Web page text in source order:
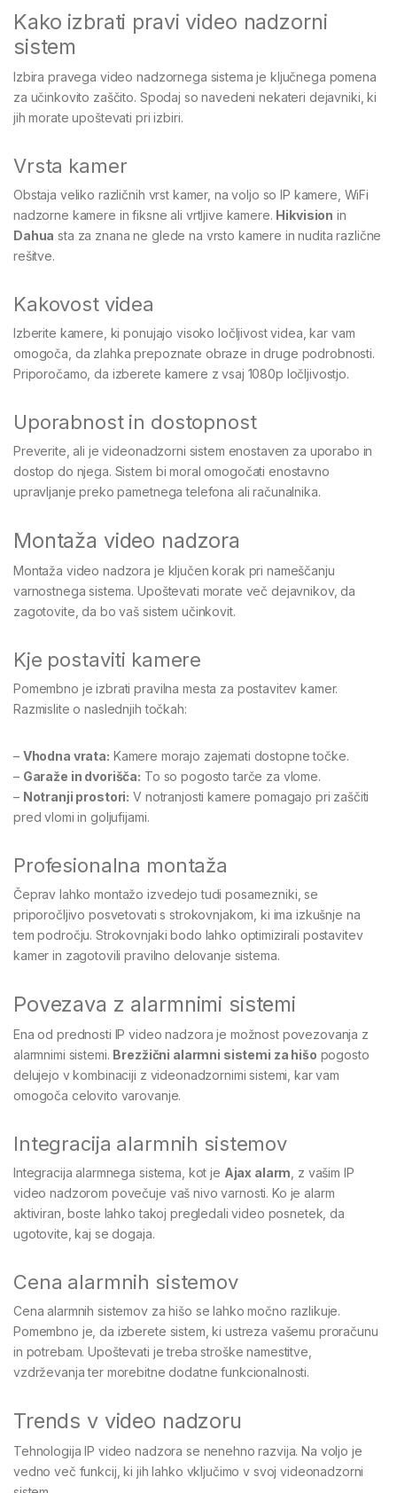
Kako izbrati pravi video nadzorni
sistem
Izbira pravega video nadzornega sistema je ključnega pomena
za učinkovito zaščito. Spodaj so navedeni nekateri dejavniki, ki
jih morate upoštevati pri izbiri.
Vrsta kamer
Obstaja veliko različnih vrst kamer, na voljo so IP kamere, WiFi
nadzorne kamere in fiksne ali vrtljive kamere. Hikvision in
Dahua sta za znana ne glede na vrsto kamere in nudita različne
rešitve.
Kakovost videa
Izberite kamere, ki ponujajo visoko ločljivost videa, kar vam
omogoča, da zlahka prepoznate obraze in druge podrobnosti.
Priporočamo, da izberete kamere z vsaj 1080p ločljivostjo.
Uporabnost in dostopnost
Preverite, ali je videonadzorni sistem enostaven za uporabo in
dostop do njega. Sistem bi moral omogočati enostavno
upravljanje preko pametnega telefona ali računalnika.
Montaža video nadzora
Montaža video nadzora je ključen korak pri nameščanju
varnostnega sistema. Upoštevati morate več dejavnikov, da
zagotovite, da bo vaš sistem učinkovit.
Kje postaviti kamere
Pomembno je izbrati pravilna mesta za postavitev kamer.
Razmislite o naslednjih točkah:
– Vhodna vrata: Kamere morajo zajemati dostopne točke.
– Garaže in dvorišča: To so pogosto tarče za vlome.
– Notranji prostori: V notranjosti kamere pomagajo pri zaščiti
pred vlomi in goljufijami.
Profesionalna montaža
Čeprav lahko montažo izvedejo tudi posamezniki, se
priporočljivo posvetovati s strokovnjakom, ki ima izkušnje na
tem področju. Strokovnjaki bodo lahko optimizirali postavitev
kamer in zagotovili pravilno delovanje sistema.
Povezava z alarmnimi sistemi
Ena od prednosti IP video nadzora je možnost povezovanja z
alarmnimi sistemi. Brezžični alarmni sistemi za hišo pogosto
delujejo v kombinaciji z videonadzornimi sistemi, kar vam
omogoča celovito varovanje.
Integracija alarmnih sistemov
Integracija alarmnega sistema, kot je Ajax alarm , z vašim IP
video nadzorom povečuje vaš nivo varnosti. Ko je alarm
aktiviran, boste lahko takoj pregledali video posnetek, da
ugotovite, kaj se dogaja.
Cena alarmnih sistemov
Cena alarmnih sistemov za hišo se lahko močno razlikuje.
Pomembno je, da izberete sistem, ki ustreza vašemu proračunu
in potrebam. Upoštevati je treba stroške namestitve,
vzdrževanja ter morebitne dodatne funkcionalnosti.
Trends v video nadzoru
Tehnologija IP video nadzora se nenehno razvija. Na voljo je
vedno več funkcij, ki jih lahko vključimo v svoj videonadzorni